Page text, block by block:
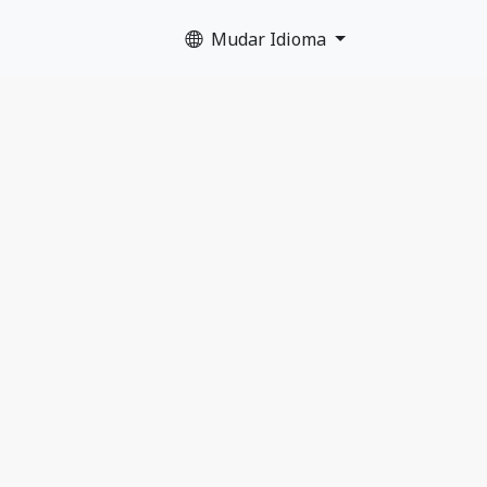
Mudar Idioma